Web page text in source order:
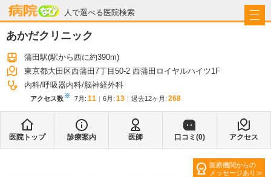
人で選べる医院検索
病院なび
あかだクリニック
蒲田駅(駅から西に約390m)
東京都大田区西蒲田7丁目50-2 西蒲田ロイヤルハイツ1F
内科 呼吸器内科 脳神経外科
アクセス数※ 7月 : 11 6月 : 13 過去12ヶ月: 268
医院トップ 診療案内 医師 口コミ(0) アクセス
医療機関からの
メッセージあり